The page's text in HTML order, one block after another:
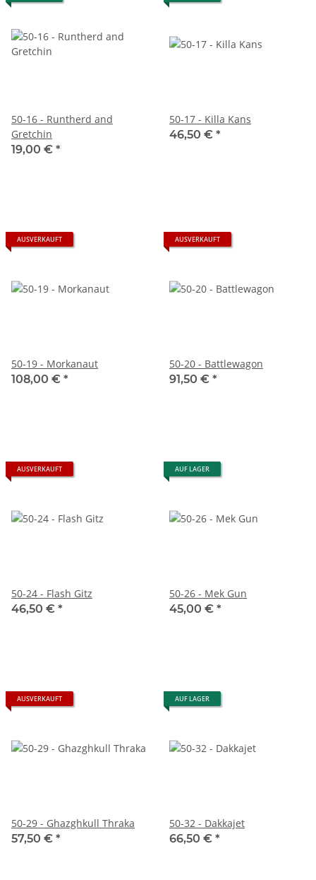
50-16 - Runtherd and
Gretchin
19,00 € *
50-17 - Killa Kans
46,50 € *
AUSVERKAUFT
50-19 - Morkanaut
108,00 € *
AUSVERKAUFT
50-20 - Battlewagon
91,50 € *
AUSVERKAUFT
50-24 - Flash Gitz
46,50 € *
AUF LAGER
50-26 - Mek Gun
45,00 € *
AUSVERKAUFT
50-29 - Ghazghkull Thraka
57,50 € *
AUF LAGER
50-32 - Dakkajet
66,50 € *